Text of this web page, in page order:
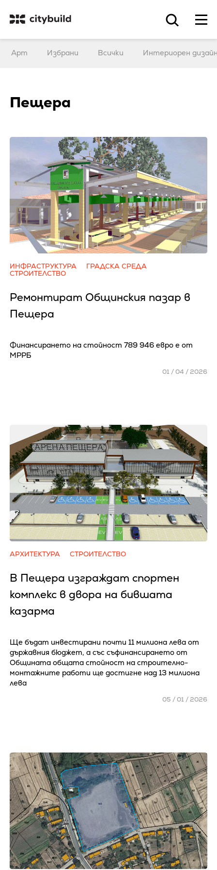
Арт Избрани Всички Интериорен
Пещера
ИНФРАСТРУКТУРА
ГРАДСКА СРЕДА
СТРОИТЕЛСТВО
Ремонтират Общинския пазар в
Пещера
Финансирането на стойност 789 946 евро е от
МРРБ
01 / 04 / 2026
АРХИТЕКТУРА СТРОИТЕЛСТВО
В Пещера изграждат спортен
комплекс в двора на бившата
казарма
Ще бъдат инвестирани почти 11 милиона лева от
държавния бюджет, а със съфинансирането от
Общината общата стойност на строително-
монтажните работи ще достигне над 13 милиона
лева
05 / 01 / 2026